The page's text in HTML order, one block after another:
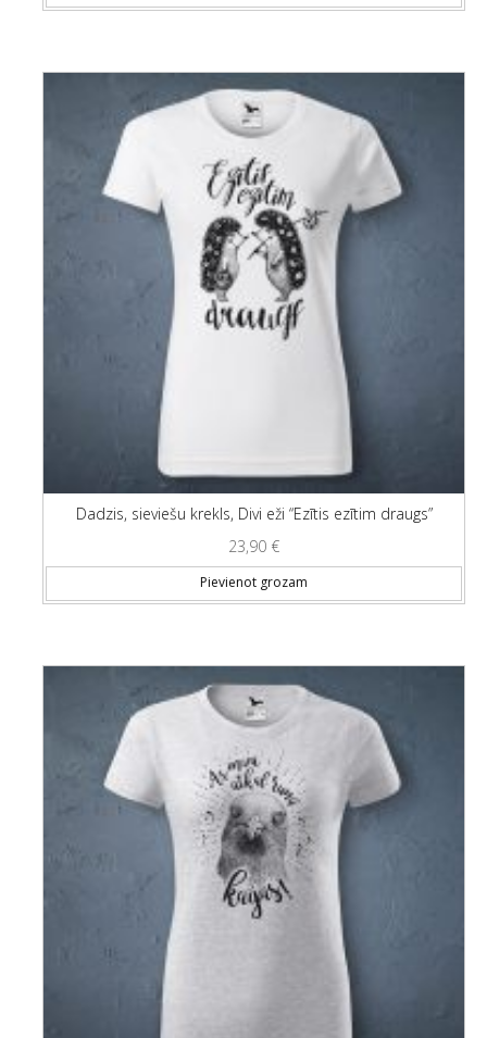
Dadzis, sieviešu krekls, Divi eži “Ezītis ezītim draugs”
23,90 €
Pievienot grozam